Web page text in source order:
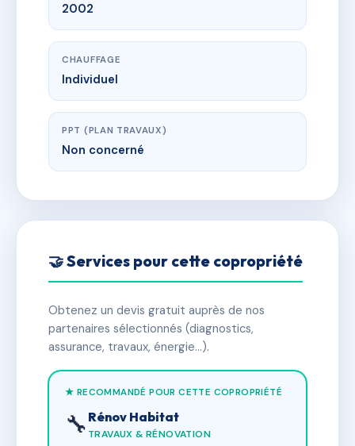
2002
CHAUFFAGE
Individuel
PPT (PLAN TRAVAUX)
Non concerné
🤝 Services pour cette copropriété
Obtenez un devis gratuit auprès de nos
partenaires sélectionnés (diagnostics,
assurance, travaux, énergie…).
★ RECOMMANDÉ POUR CETTE COPROPRIÉTÉ
🔧 Rénov Habitat
TRAVAUX & RÉNOVATION